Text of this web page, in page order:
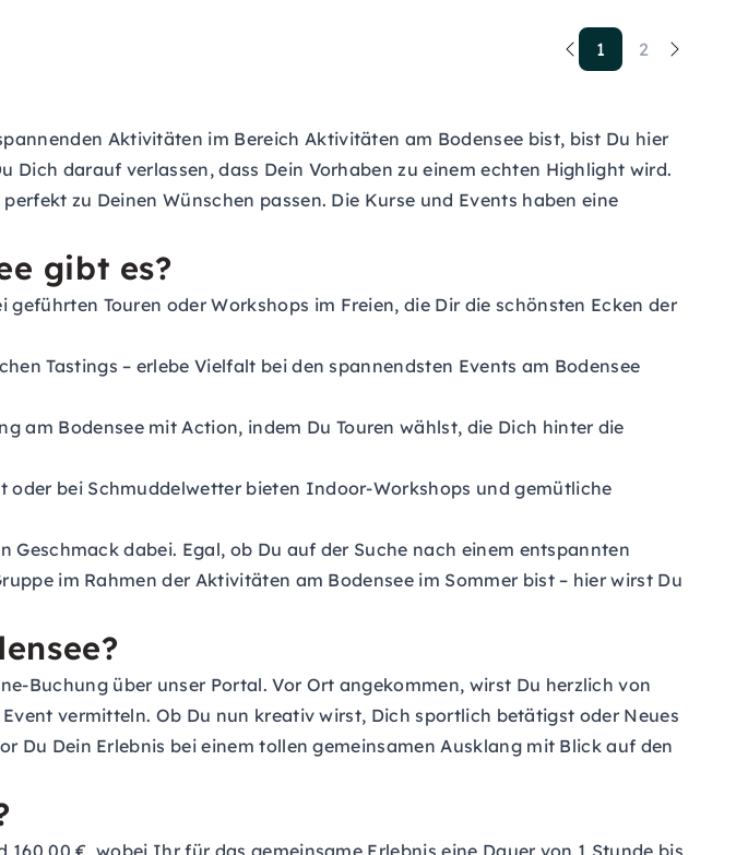
1 2
Aktivitäten im Bereich Aktivitäten am Bodensee bist, bist Du hier
darauf verlassen, dass Dein Vorhaben zu einem echten Highlight wird.
zu Deinen Wünschen passen. Die Kurse und Events haben eine
gibt es?
Touren oder Workshops im Freien, die Dir die schönsten Ecken der
Tastings – erlebe Vielfalt bei den spannendsten Events am Bodensee
am Bodensee mit Action, indem Du Touren wählst, die Dich hinter die
oder bei Schmuddelwetter bieten Indoor-Workshops und gemütliche
dabei. Egal, ob Du auf der Suche nach einem entspannten
im Rahmen der Aktivitäten am Bodensee im Sommer bist – hier wirst Du
Buchung über unser Portal. Vor Ort angekommen, wirst Du herzlich von
vermitteln. Ob Du nun kreativ wirst, Dich sportlich betätigst oder Neues
Du Dein Erlebnis bei einem tollen gemeinsamen Ausklang mit Blick auf den
€, wobei Ihr für das gemeinsame Erlebnis eine Dauer von 1 Stunde bis